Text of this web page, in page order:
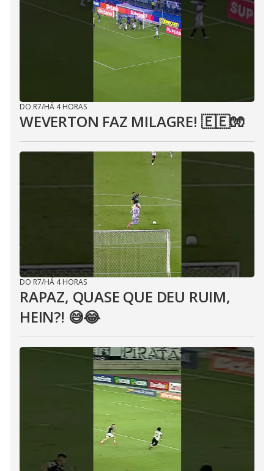
DO R7/HÁ 4 HORAS
WEVERTON FAZ MILAGRE! 🇪🇪🧤
DO R7/HÁ 4 HORAS
RAPAZ, QUASE QUE DEU RUIM,
HEIN?! 😅😂⁣